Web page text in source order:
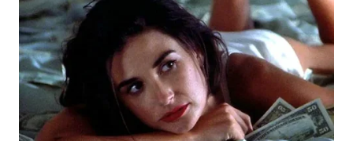
WN
SUMEDANG
WN
CIANJUR